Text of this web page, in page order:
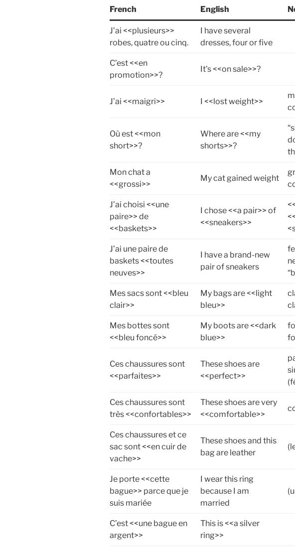
French English
J’ai <<plusieurs>>
robes, quatre ou cinq.
I have several
dresses, four or five
C’est <<en
promotion>>?
It’s <<on sale>>?
J’ai <<maigri>> I <<lost weight>>
Où est <<mon
short>>?
Where are <<my
shorts>>?
Mon chat a
<<grossi>>
My cat gained weight
J’ai choisi <<une
paire>> de
<<baskets>>
I chose <<a pair>> of
<<sneakers>>
J’ai une paire de
baskets <<toutes
neuves>>
I have a brand-new
pair of sneakers
Mes sacs sont <<bleu
clair>>
My bags are <<light
bleu>>
Mes bottes sont
<<bleu foncé>>
My boots are <<dark
blue>>
Ces chaussures sont
<<parfaites>>
These shoes are
<<perfect>>
Ces chaussures sont
très <<confortables>>
These shoes are very
<<comfortable>>
Ces chaussures et ce
sac sont <<en cuir de
vache>>
These shoes and this
bag are leather
Je porte <<cette
bague>> parce que je
suis mariée
I wear this ring
because I am
married
C’est <<une bague en
argent>>
This is <<a silver
ring>>